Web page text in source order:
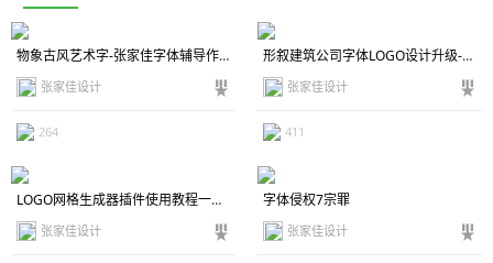
物象古风艺术字-张家佳字体辅导作业笔记
张家佳设计
264
形叙建筑公司字体LOGO设计升级-张家佳改字创作分析
张家佳设计
411
LOGO网格生成器插件使用教程一键生成参考线
张家佳设计
字体侵权7宗罪
张家佳设计